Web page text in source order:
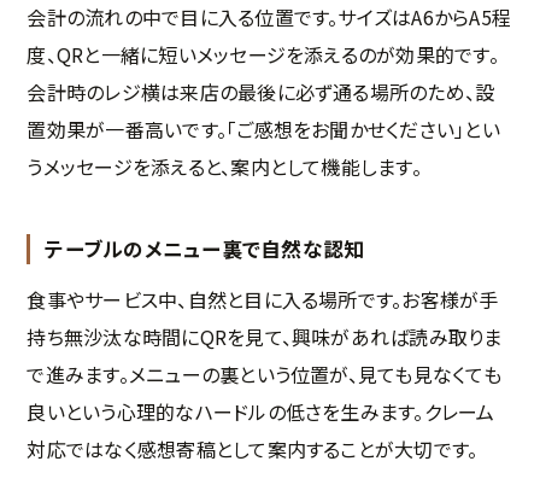
会計の流れの中で目に入る位置です。サイズはA6からA5程
度、QRと一緒に短いメッセージを添えるのが効果的です。
会計時のレジ横は来店の最後に必ず通る場所のため、設
置効果が一番高いです。「ご感想をお聞かせください」とい
うメッセージを添えると、案内として機能します。
テーブルのメニュー裏で自然な認知
食事やサービス中、自然と目に入る場所です。お客様が手
持ち無沙汰な時間にQRを見て、興味があれば読み取りま
で進みます。メニューの裏という位置が、見ても見なくても
良いという心理的なハードルの低さを生みます。クレーム
対応ではなく感想寄稿として案内することが大切です。